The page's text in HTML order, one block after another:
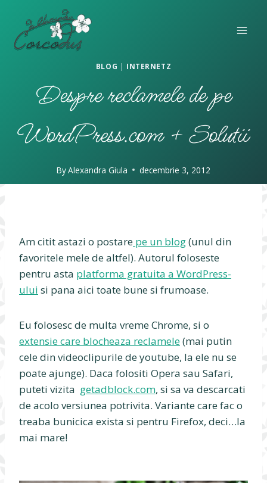
content
BLOG | INTERNETZ
Despre reclamele de pe
WordPress.com + Solutii
ByAlexandra Giula decembrie 3, 2012
Am citit astazi o postare pe un blog(unul din
favoritele mele de altfel). Autorul foloseste
pentru asta platforma gratuita a WordPress-
ului si pana aici toate bune si frumoase.
Eu folosesc de multa vreme Chrome, si o
extensie care blocheaza reclamele(mai putin
cele din videoclipurile de youtube, la ele nu se
poate ajunge). Daca folositi Opera sau Safari,
puteti vizita getadblock.com, si sa va descarcati
de acolo versiunea potrivita. Variante care fac o
treaba bunicica exista si pentru Firefox, deci…la
mai mare!